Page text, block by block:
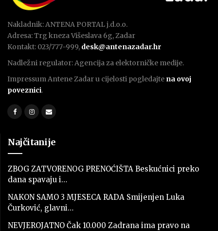
Nakladnik: ANTENA PORTAL j.d.o.o.
Adresa: Trg kneza Višeslava 6g, Zadar
Kontakt: 023/777-999, desk@antenazadar.hr
Nadležni regulator: Agencija za elektorničke medije.
Impressum Antene Zadar u cijelosti pogledajte na ovoj
poveznici.
Najčitanije
ZBOG ZATVORENOG PRENOĆIŠTA Beskućnici preko
dana spavaju i…
NAKON SAMO 3 MJESECA RADA Smijenjen Luka
Čurković, glavni…
NEVJEROJATNO Čak 10.000 Zadrana ima pravo na